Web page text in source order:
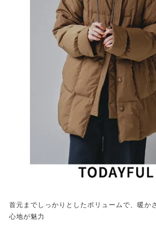
首元までしっかりとしたボリュームで、暖か
心地が魅力